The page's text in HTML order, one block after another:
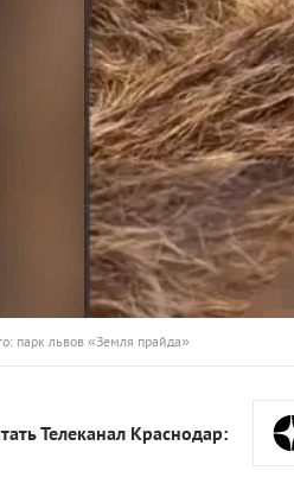
парк львов «Земля прайда»
Телеканал Краснодар: